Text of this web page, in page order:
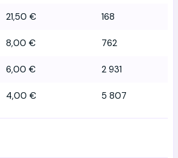
21,50 € 168
8,00 € 762
6,00 € 2 931
4,00 € 5 807